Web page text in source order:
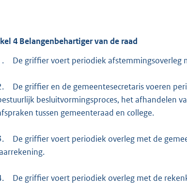
4 Belangenbehartiger van de raad
De griffier voert periodiek afstemmingsoverleg
De griffier en de gemeentesecretaris voeren
besluitvormingsproces, het afhandelen
tussen gemeenteraad en college.
De griffier voert periodiek overleg met de
De griffier voert periodiek overleg met de